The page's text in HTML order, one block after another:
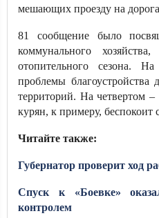
мешающих проезду на
81 сообщение было
коммунального
отопительного сезона.
проблемы благоустройства
территорий. На четвертом
курян, к примеру, беспокоит
Читайте также:
Губернатор проверит ход
Спуск к «Боевке»
контролем